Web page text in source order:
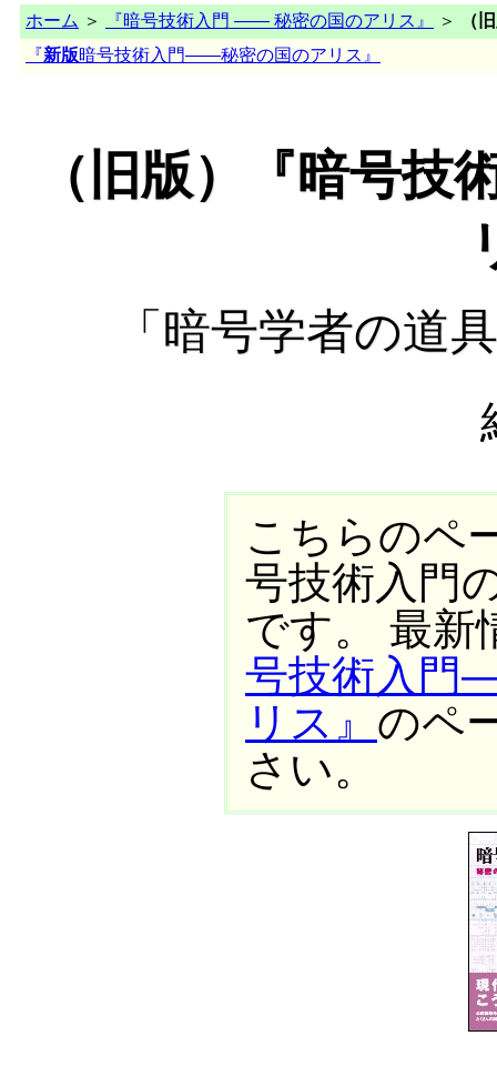
ホーム ＞ 『暗号技術入門 —— 秘密の国のアリス』 ＞
（
『新版暗号技術入門——秘密の国のアリス』
（旧版）『暗号
「暗号学者の道
こちらのペ
号技術入門
です。 最新
号技術入門
リス』 のペ
さい。